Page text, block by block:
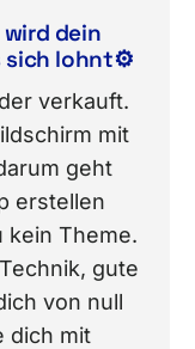
dein
sich lohnt⚙️
verkauft.
mit
geht
erstellen
kein Theme.
gute
von null
dich mit